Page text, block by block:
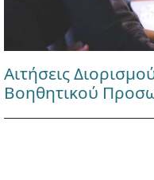
Αιτήσεις
Βοηθητικού